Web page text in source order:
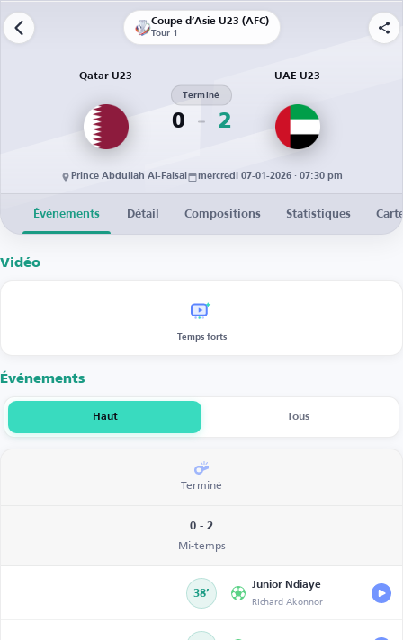
Coupe d’Asie U23 (AFC)
Tour 1
Qatar U23
0
Terminé
2
UAE U23
Prince Abdullah Al-Faisal mercredi 07-01-2026 · 07:30 pm
Événements Détail Compositions Statistiques
Vidéo
Temps forts
Événements
Haut Tous
Terminé
0 - 2
Mi-temps
38’
Junior Ndiaye
Richard Akonnor